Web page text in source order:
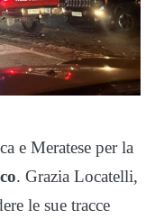
e Meratese per la
. Grazia Locatelli,
le sue tracce